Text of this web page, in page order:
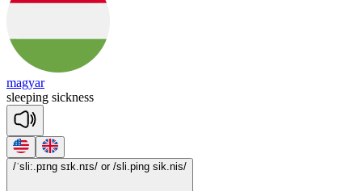
magyar
sleeping sickness
/ˈsli:.pɪng sɪk.nɪs/ or /sli.ping sik.nis/